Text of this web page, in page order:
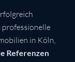
in Köln,
Referenzen